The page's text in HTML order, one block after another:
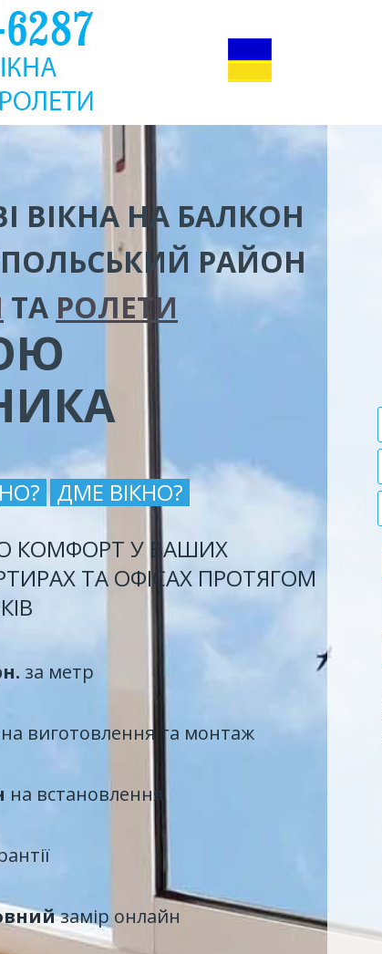
ВІКНА НА БАЛКОН
РАЙОН
ТА РОЛЕТИ
ДМЕ ВІКНО?
КОМФОРТ У ВАШИХ
ТА ОФІСАХ ПРОТЯГОМ
за метр
на виготовлення та монтаж
на встановлення
замір онлайн